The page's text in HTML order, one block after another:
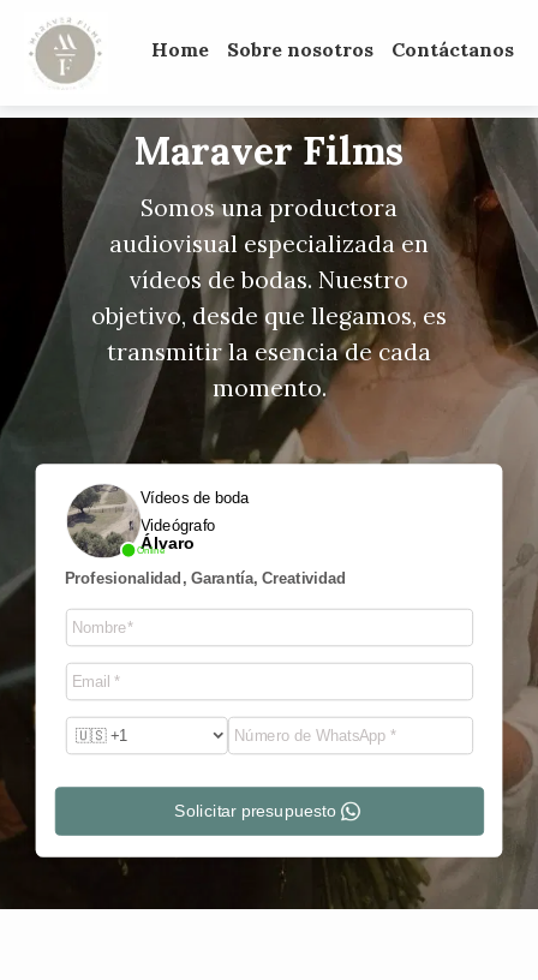
Home Sobre nosotros Contáctanos
Maraver Films
Somos una productora
audiovisual especializada en
vídeos de bodas. Nuestro
objetivo, desde que llegamos, es
transmitir la esencia de cada
momento.
Online
Vídeos de boda
Videógrafo
Álvaro
Profesionalidad, Garantía, Creatividad
Solicitar presupuesto